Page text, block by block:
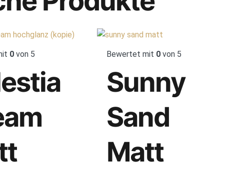
0 von 5 Bewertet mit 0 von 5
Sunny
Sand
Matt